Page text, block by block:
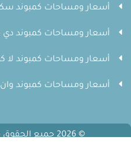
أسعار ومساحات كمبوند
أسعار ومساحات كمبوند دي
أسعار ومساحات كمبوند لا
أسعار ومساحات كمبوند وان 33 الشيخ زايد
© 2026 جميع الحقوق محفوظة